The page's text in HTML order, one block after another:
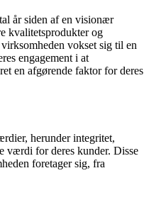
år siden af en visionær
kvalitetsprodukter og
vokset sig til en
engagement i at
en afgørende faktor for deres
herunder integritet,
værdi for deres kunder. Disse
foretager sig, fra